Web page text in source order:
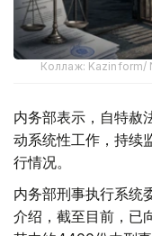
Коллаж: Kazinform/
内务部表示，自特赦
动系统性工作，持续
行情况。
内务部刑事执行系统
介绍，截至目前，已